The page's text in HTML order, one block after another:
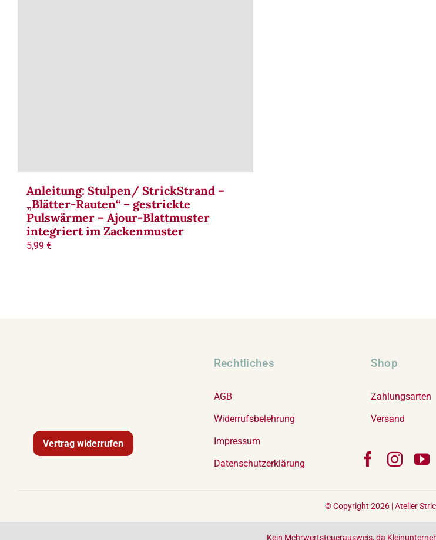
Anleitung: Stulpen/ StrickStrand –
„Blätter-Rauten“ – gestrickte
Pulswärmer – Ajour-Blattmuster
integriert im Zackenmuster
5,99 €
Vertrag widerrufen
Rechtliches
AGB
Widerrufsbelehrung
Impressum
Datenschutzerklärung
Shop
Zahlungsarten
Versand
© Copyright 2026 |Atelier
Kein Mehrwertsteuerausweis, da